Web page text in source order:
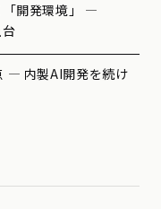
「開発環境」 —
— 内製AI開発を続け